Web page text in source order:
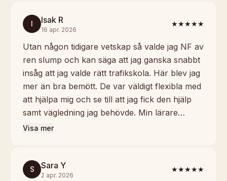
I Isak R
16 apr. 2026
★★★★★
Utan någon tidigare vetskap så valde jag NF av
ren slump och kan säga att jag ganska snabbt
insåg att jag valde rätt trafikskola. Här blev jag
mer än bra bemött. De var väldigt flexibla med
att hjälpa mig och se till att jag fick den hjälp
samt vägledning jag behövde. Min lärare…
Visa mer
S Sara Y
2 apr. 2026
★★★★★